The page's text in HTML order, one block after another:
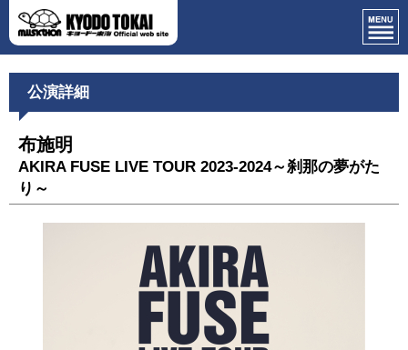
公演詳細
布施明
AKIRA FUSE LIVE TOUR 2023-2024～刹那の夢がた
り～